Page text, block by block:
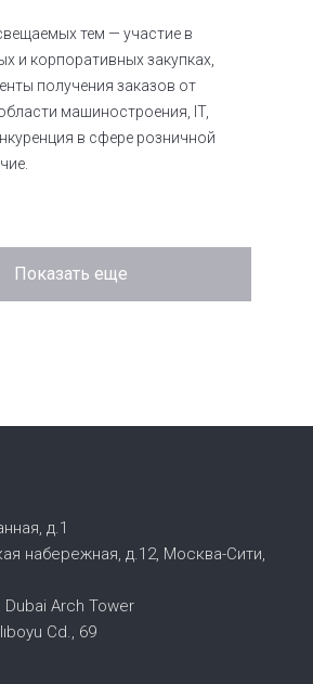
тем — участие в
и корпоративных закупках,
получения заказов от
машиностроения, IT,
в сфере розничной
Показать еще
д.1
набережная, д.12, Москва-Сити,
Dubai Arch Tower
Cd., 69